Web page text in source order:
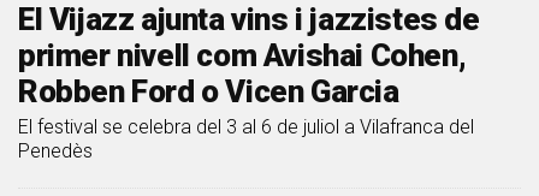
El Vijazz ajunta vins i jazzistes de
primer nivell com Avishai Cohen,
Robben Ford o Vicen Garcia
El festival se celebra del 3 al 6 de juliol a Vilafranca del
Penedès